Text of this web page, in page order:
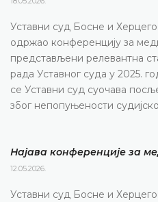
Уставни суд Босне и
одржао конференцију за
представљени релевантна
рада Уставног суда у 2025.
се Уставни суд суочава
због непопуњености
Најава конференције за
12.05.2026.
Уставни суд Босне и